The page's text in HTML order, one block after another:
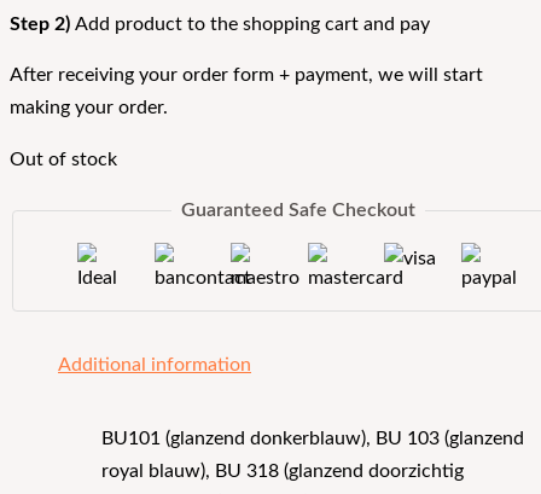
Step 2) Add product to the shopping cart and pay
After receiving your order form + payment, we will start
making your order.
Out of stock
Guaranteed Safe Checkout
Additional information
BU101 (glanzend donkerblauw), BU 103 (glanzend
royal blauw), BU 318 (glanzend doorzichtig